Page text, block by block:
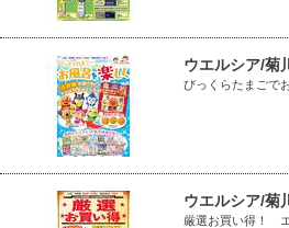
ウエルシア/菊
びっくらたまごで
ウエルシア/菊
厳選お買い得！